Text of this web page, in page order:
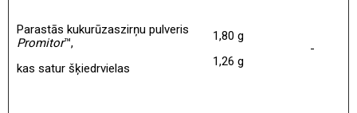
Parastās kukurūzaszirņu pulveris
Promitor™,
kas satur šķiedrvielas
1,80 g
1,26 g
-